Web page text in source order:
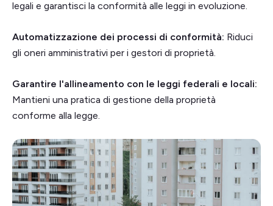
legali e garantisci la conformità alle leggi in evoluzione.
Automatizzazione dei processi di conformità: Riduci
gli oneri amministrativi per i gestori di proprietà.
Garantire l'allineamento con le leggi federali e locali:
Mantieni una pratica di gestione della proprietà
conforme alla legge.